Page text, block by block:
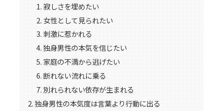
寂しさを埋めたい
女性として見られたい
刺激に惹かれる
独身男性の本気を信じたい
家庭の不満から逃げたい
断れない流れに乗る
別れられない依存が生まれる
独身男性の本気度は言葉より行動に出る